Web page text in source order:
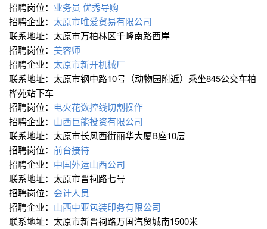
招聘岗位： 业务员 优秀导购
招聘企业： 太原市唯爱贸易有限公司
联系地址：太原市万柏林区千峰南路西岸
招聘岗位： 美容师
招聘企业： 太原市新开机械厂
联系地址：太原市钢中路10号（动物园附近）乘坐845公交车柏
桦苑站下车
招聘岗位： 电火花数控线切割操作
招聘企业： 山西巨能投资有限公司
联系地址：太原市长风西街丽华大厦B座10层
招聘岗位： 前台接待
招聘企业： 中国外运山西公司
联系地址：太原市晋祠路七号
招聘岗位： 会计人员
招聘企业： 山西中亚包装印务有限公司
联系地址：太原市新晋祠路万国汽贸城南1500米